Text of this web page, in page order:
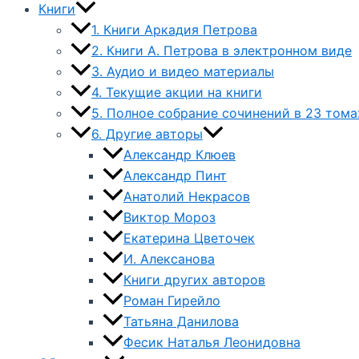
Книги
1. Книги Аркадия Петрова
2. Книги А. Петрова в электронном виде
3. Аудио и видео материалы
4. Текущие акции на книги
5. Полное собрание сочинений в 23
6. Другие авторы
Александр Клюев
Александр Пинт
Анатолий Некрасов
Виктор Мороз
Екатерина Цветочек
И. Алексанова
Книги других авторов
Роман Гирейло
Татьяна Данилова
Фесик Наталья Леонидовна